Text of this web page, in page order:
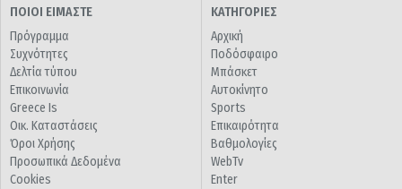
ΠΟΙΟΙ ΕΙΜΑΣΤΕ
Πρόγραμμα
Συχνότητες
Δελτία τύπου
Επικοινωνία
Greece Is
Οικ. Καταστάσεις
Όροι Χρήσης
Προσωπικά Δεδομένα
Cookies
ΚΑΤΗΓΟΡΙΕΣ
Αρχική
Ποδόσφαιρο
Μπάσκετ
Αυτοκίνητο
Sports
Επικαιρότητα
Βαθμολογίες
WebTv
Enter